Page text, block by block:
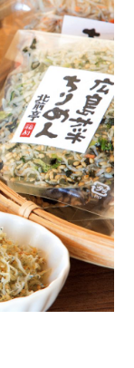
ン
つなぐ人
の海を育む山々
ち
後のうめぇもん
倉村/奈義町/勝央町
備中央町/久米南町/美咲町
山市/笠岡市/府中市
は